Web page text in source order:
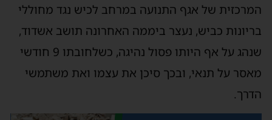
המרכזית של אגף התנועה במרחב לכיש נגד מחוללי
בריונות כביש, נעצר ביממה האחרונה תושב אשדוד,
שנהג על אף היותו פסול נהיגה, כשלחובתו 9 חודשי
מאסר על תנאי, ובכך סיכן את עצמו ואת משתמשי
הדרך.